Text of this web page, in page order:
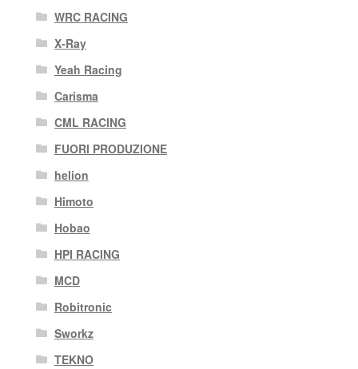
WRC RACING
X-Ray
Yeah Racing
Carisma
CML RACING
FUORI PRODUZIONE
helion
Himoto
Hobao
HPI RACING
MCD
Robitronic
Sworkz
TEKNO